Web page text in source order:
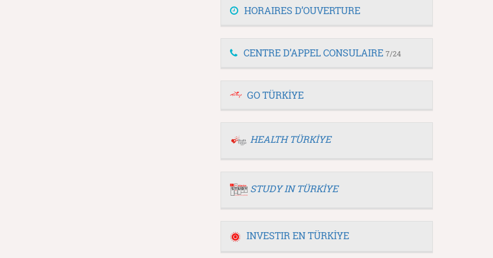
HORAIRES D’OUVERTURE
CENTRE D’APPEL CONSULAIRE 7/24
GO TÜRKİYE
HEALTH TÜRKİYE
STUDY IN TÜRKİYE
INVESTIR EN TÜRKİYE